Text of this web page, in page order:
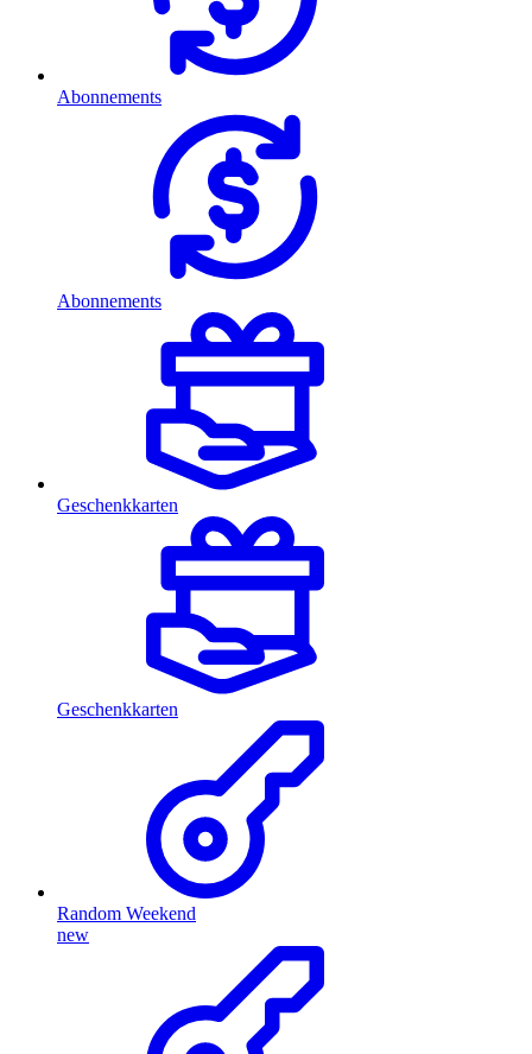
Abonnements
Abonnements
Geschenkkarten
Geschenkkarten
Random Weekend
new